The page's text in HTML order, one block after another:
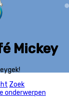
Mickey
Zoek
onderwerpen